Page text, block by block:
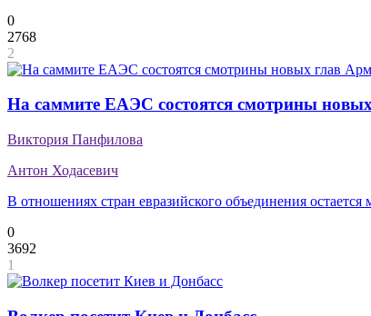
0
2768
2
На саммите ЕАЭС состоятся смотрины
Виктория Панфилова
Антон Ходасевич
В отношениях стран евразийского объединения остается
0
3692
1